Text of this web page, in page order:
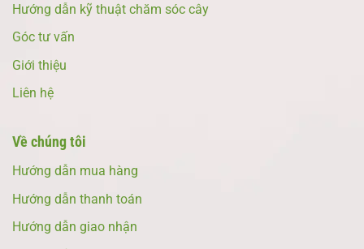
Hướng dẫn kỹ thuật chăm sóc cây
Góc tư vấn
Giới thiệu
Liên hệ
Về chúng tôi
Hướng dẫn mua hàng
Hướng dẫn thanh toán
Hướng dẫn giao nhận